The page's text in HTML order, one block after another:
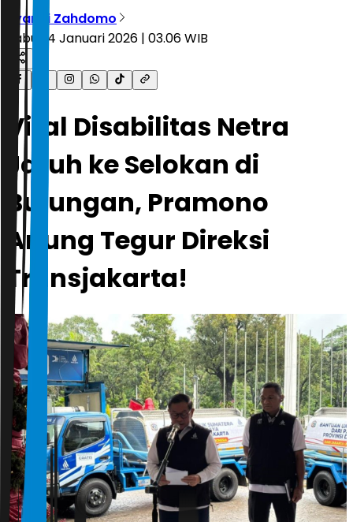
Ryandi Zahdomo
Rabu, 14 Januari 2026 | 03.06 WIB
Viral Disabilitas Netra
Jatuh ke Selokan di
Bulungan, Pramono
Anung Tegur Direksi
Transjakarta!